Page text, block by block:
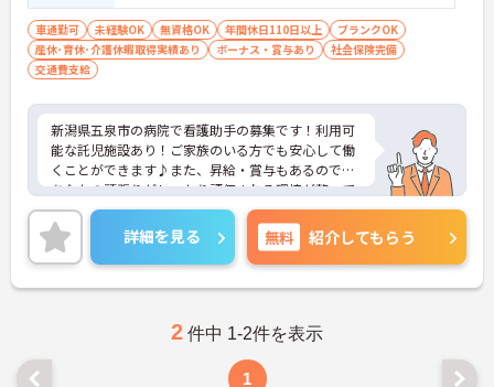
車通勤可 未経験OK 無資格OK 年間休日110日以上
ブランクOK
産休･育休･介護休暇取得実績あり
ボーナス・賞与あり
社会保険完備
交通費支給
新潟県五泉市の病院で看護助手の募集です！利用可
能な託児施設あり！ご家族のいる方でも安心して働
くことができます♪また、昇給・賞与もあるので、
あなたの頑張りがしっかり評価される環境が整って
います！ご興味のある方は、面接ポイントをお伝え
しますので、お気軽にご連絡ください。
詳細を見る 無料 紹介してもらう
2 件中 1-2件を表示
1